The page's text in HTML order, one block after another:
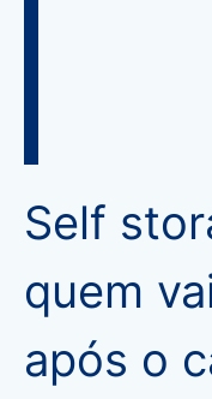
Self
quem
após o